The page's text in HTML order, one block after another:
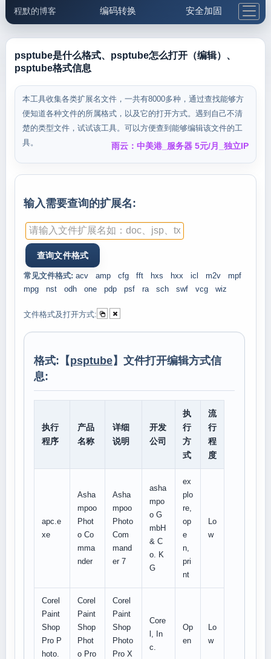
程默的博客 编码转换 安全加固
邮件工具 生活便民 更多工具
psptube是什么格式、psptube怎么打开（编辑）、
psptube格式信息
本工具收集各类扩展名文件，一共有8000多种，通过查找能够方
便知道各种文件的所属格式，以及它的打开方式。遇到自己不清
楚的类型文件，试试该工具。可以方便查到能够编辑该文件的工
具。
雨云：中美港_服务器 5元/月_独立IP
输入需要查询的扩展名:
常见文件格式: acv amp cfg fft hxs hxx icl m2v
mpf
mpg
nst odh one pdp psf ra sch swf vcg wiz
文件格式及打开方式:
格式:【psptube】文件打开编辑方式信
息:
执行
程序
产品
名称
详细
说明
开发
公司
执
行
方
式
流
行
程
度
apc.e
xe
Asha
mpoo
Phot
o Co
mma
nder
Asha
mpoo
Photo
Com
mand
er 7
asha
mpo
o G
mbH
& C
o. K
G
ex
plo
re,
op
e
n,
pri
nt
Lo
w
Corel
Paint
Shop
Pro P
hoto.
Corel
Paint
Shop
Phot
o Pro
Corel
Paint
Shop
Photo
Pro X
Core
l, In
c.
Op
en
Lo
w